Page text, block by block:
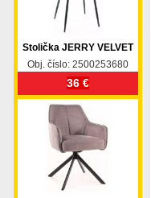
Stolička JERRY VELVET
Obj. číslo: 2500253680
36 €